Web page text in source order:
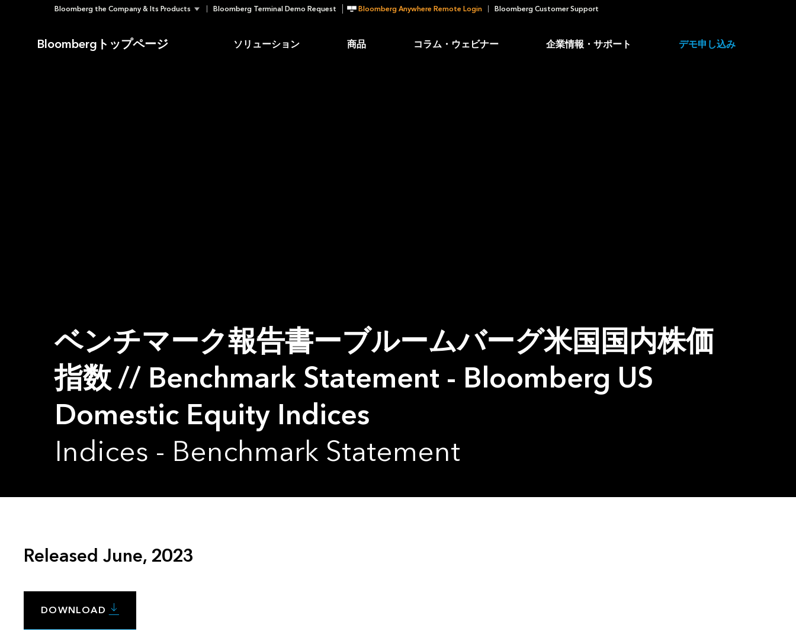
Bloomberg the Company & Its Products Bloomberg Terminal Demo Request Bloomberg Anywhere Remote Login Bloomberg Customer Support
Bloombergトップページ ソリューション 商品 コラム・ウェビナー 企業情報・サポート デモ申し込み
ベンチマーク報告書ーブルームバーグ米国国内株価
指数 // Benchmark Statement - Bloomberg US
Domestic Equity Indices
Indices - Benchmark Statement
Released June, 2023
DOWNLOAD